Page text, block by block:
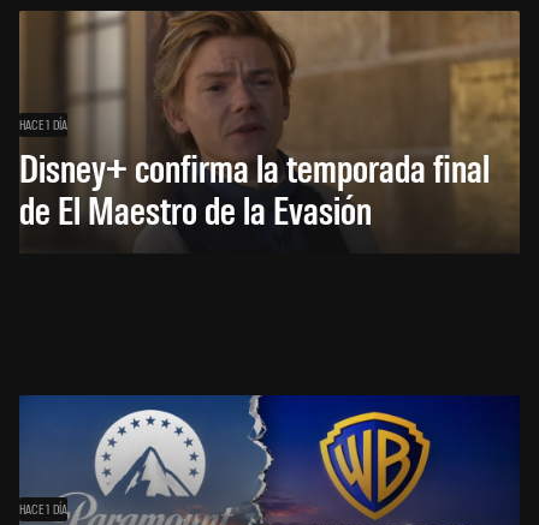
HACE 1 DÍA
Disney+ confirma la temporada final
de El Maestro de la Evasión
HACE 1 DÍA